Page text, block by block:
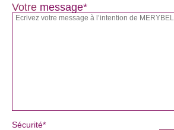
Votre message*
Sécurité*